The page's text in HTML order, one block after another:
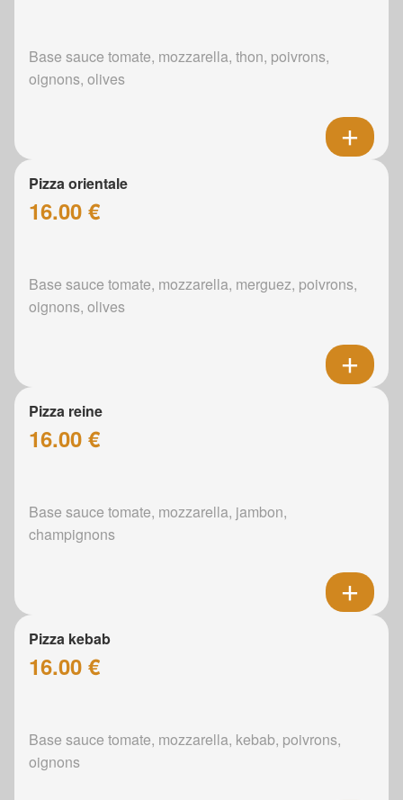
Base sauce tomate, mozzarella, thon, poivrons,
oignons, olives
Pizza orientale
16.00 €
Base sauce tomate, mozzarella, merguez, poivrons,
oignons, olives
Pizza reine
16.00 €
Base sauce tomate, mozzarella, jambon,
champignons
Pizza kebab
16.00 €
Base sauce tomate, mozzarella, kebab, poivrons,
oignons